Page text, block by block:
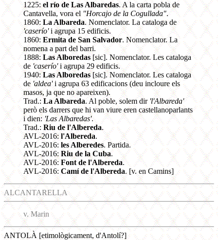
1225:el río de Las Albaredas. A la carta pobla de
Cantavella, vora el "Horcajo de la Cogullada".
1860: La Albareda. Nomenclator. La cataloga de
'caserío'i agrupa 15 edificis.
1860: Ermita de San Salvador. Nomenclator. La
nomena a part del barri.
1888:Las Alboredas[sic]. Nomenclator. Les cataloga
de'caserío'i agrupa 29 edificis.
1940:Las Alboredas[sic]. Nomenclator. Les cataloga
de'aldea'i agrupa 63 edificacions (deu incloure els
masos, ja que no apareixen).
Trad.: La Albareda. Al poble, solem dir 'l'Albareda'
però els darrers que hi van viure eren castellanoparlants
i dien:'Las Albaredas'.
Trad.: Riu de l'Albereda.
AVL-2016:l'Albereda.
AVL-2016:les Alberedes. Partida.
AVL-2016:Riu de la Cuba.
AVL-2016:Font de l'Albereda.
AVL-2016: Camí de l'Albereda. [v. en Camins]
ALCANTARELLA
v. Marin
ANTOLÀ [etimològicament, d'Antolí?]